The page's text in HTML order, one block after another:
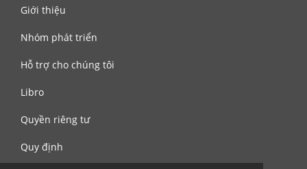
Giới thiệu
Nhóm phát triển
Hỗ trợ cho chúng tôi
Libro
Quyền riêng tư
Quy định